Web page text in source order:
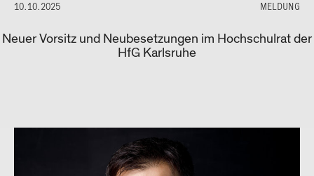
10.10.2025 MELDUNG
Neuer Vorsitz und Neubesetzungen im Hochschulrat der
HfG Karlsruhe